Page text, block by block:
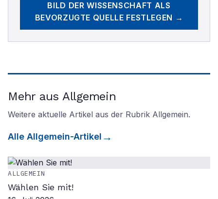
BILD DER WISSENSCHAFT ALS
BEVORZUGTE QUELLE FESTLEGEN →
Mehr aus Allgemein
Weitere aktuelle Artikel aus der Rubrik Allgemein.
Alle Allgemein-Artikel
ALLGEMEIN
Wählen Sie mit!